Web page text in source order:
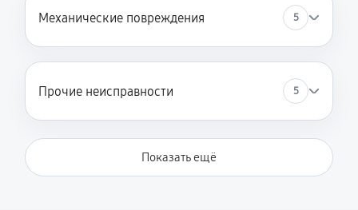
Механические повреждения 5
Прочие неисправности 5
Показать ещё